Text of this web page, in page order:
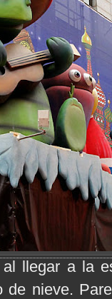
llegar a la
de nieve.